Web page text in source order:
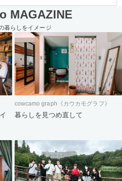
MAGAZINE
暮らしをイメージ
cowcamo graph《カウカモグラフ》
暮らしを見つめ直して